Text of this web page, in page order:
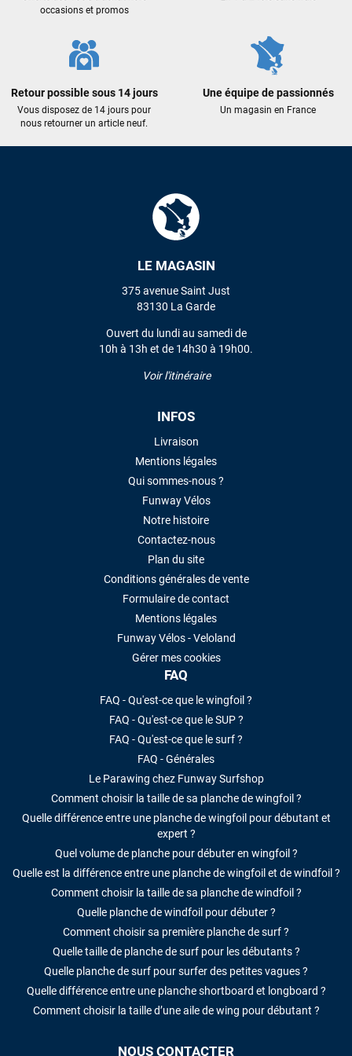
occasions et promos
Retour possible sous 14 jours
Vous disposez de 14 jours pour
nous retourner un article neuf.
Une équipe de passionnés
Un magasin en France
LE MAGASIN
375 avenue Saint Just
83130 La Garde
Ouvert du lundi au samedi de
10h à 13h et de 14h30 à 19h00.
Voir l'itinéraire
INFOS
Livraison
Mentions légales
Qui sommes-nous ?
Funway Vélos
Notre histoire
Contactez-nous
Plan du site
Conditions générales de vente
Formulaire de contact
Mentions légales
Funway Vélos - Veloland
Gérer mes cookies
FAQ
FAQ - Qu'est-ce que le wingfoil ?
FAQ - Qu'est-ce que le SUP ?
FAQ - Qu'est-ce que le surf ?
FAQ - Générales
Le Parawing chez Funway Surfshop
Comment choisir la taille de sa planche de wingfoil ?
Quelle différence entre une planche de wingfoil pour débutant et
expert ?
Quel volume de planche pour débuter en wingfoil ?
Quelle est la différence entre une planche de wingfoil et de windfoil ?
Comment choisir la taille de sa planche de windfoil ?
Quelle planche de windfoil pour débuter ?
Comment choisir sa première planche de surf ?
Quelle taille de planche de surf pour les débutants ?
Quelle planche de surf pour surfer des petites vagues ?
Quelle différence entre une planche shortboard et longboard ?
Comment choisir la taille d’une aile de wing pour débutant ?
NOUS CONTACTER
Maronui RICHMOND
il y a 3 mois
J'ai acheté une voile d'occasion depuis Tahiti. Super service.
Mauruuru roa.
LAISSER UN AVIS